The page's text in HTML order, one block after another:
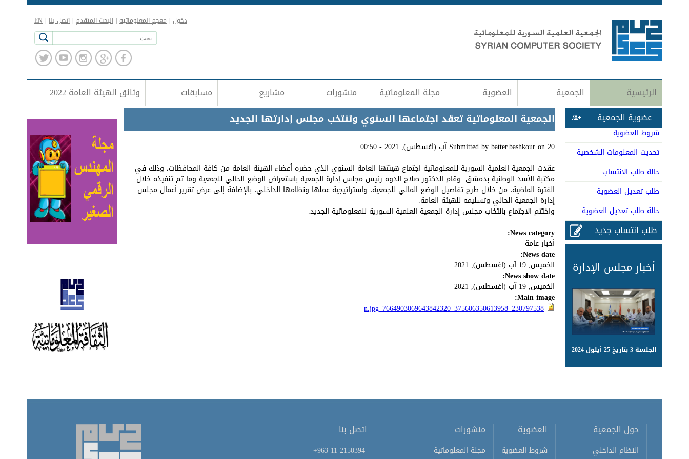
Jump to navigation
دخول | معجم المعلوماتية | البحث المتقدم | اتصل بنا |
EN
الرئيسية الجمعية العضوية مجلة المعلوماتية منشورات مشاريع مسابقات وثائق الهيئة العامة 2022
الجمعية المعلوماتية تعقد اجتماعها السنوي وتنتخب مجلس إدارتها الجديد
Submitted bybatter.bashkouron20 آب (اغسطس), 2021 - 00:50
عقدت الجمعية العلمية السورية للمعلوماتية اجتماع هيئتها العامة السنوي الذي حضره أعضاء الهيئة العامة من كافة المحافظات، وذلك في
مكتبة الأسد الوطنية بدمشق. وقام الدكتور صلاح الدوه رئيس مجلس إدارة الجمعية باستعراض الوضع الحالي للجمعية وما تم تنفيذه خلال
الفترة الماضية، من خلال طرح تفاصيل الوضع المالي للجمعية، واستراتيجية عملها ونظامها الداخلي، بالإضافة إلى عرض تقرير أعمال مجلس
إدارة الجمعية الحالي وتسليمه للهيئة العامة.
واختتم الاجتماع بانتخاب مجلس إدارة الجمعية العلمية السورية للمعلوماتية الجديد.
News category:
أخبار عامة
News date:
الخميس, 19 آب (اغسطس), 2021
News show date:
الخميس, 19 آب (اغسطس), 2021
Main image:
230797538_375606350613958_7664903069643842320_n.jpg
عضوية الجمعية
شروط العضوية
تحديث المعلومات الشخصية
حالة طلب الانتساب
طلب تعديل العضوية
حالة طلب تعديل العضوية
طلب انتساب جديد
أخبار مجلس الإدارة
الجلسة 3 بتاريخ 25 أيلول 2024
حول الجمعية
النظام الداخلي
العضوية
شروط العضوية
منشورات
مجلة المعلوماتية
اتصل بنا
+963 11 2150394